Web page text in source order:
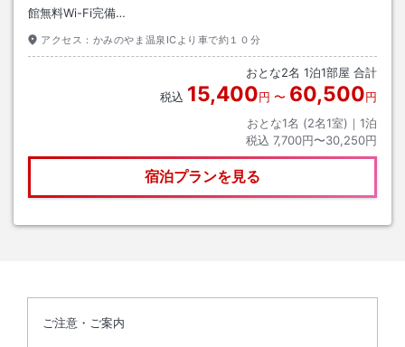
館無料Wi-Fi完備…
アクセス： かみのやま温泉ICより車で約１０分
おとな2名 1泊1部屋 合計
税込 15,400円 〜 60,500円
おとな1名 (2名1室)｜ 1泊
税込 7,700円〜30,250円
宿泊プランを見る
ご注意・ご案内